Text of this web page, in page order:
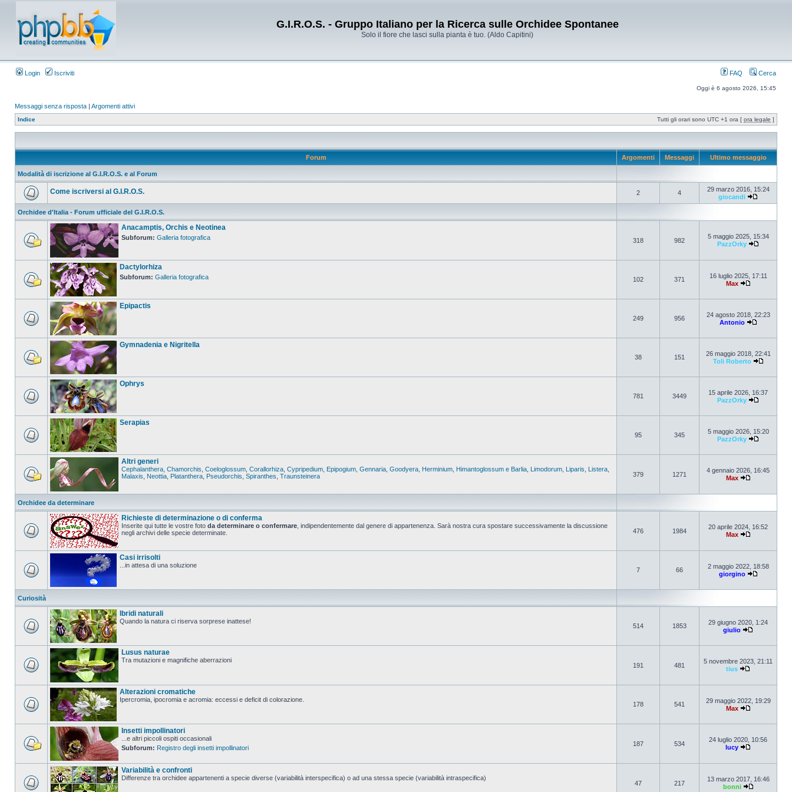
G.I.R.O.S. - Gruppo Italiano per la Ricerca sulle Orchidee Spontanee
Solo il fiore che lasci sulla pianta è tuo. (Aldo Capitini)
Login Iscriviti FAQ Cerca
Oggi è 6 agosto 2026, 15:45
Messaggi senza risposta | Argomenti attivi
Indice Tutti gli orari sono UTC +1 ora [ ora legale ]
Forum Argomenti Messaggi Ultimo messaggio
Modalità di iscrizione al G.I.R.O.S. e al Forum
Come iscriversi al G.I.R.O.S. 2 4
29 marzo 2016, 15:24
giocandi
Orchidee d'Italia - Forum ufficiale del G.I.R.O.S.
Anacamptis, Orchis e Neotinea
Subforum: Galleria fotografica 318 982
5 maggio 2025, 15:34
PazzOrky
Dactylorhiza
Subforum: Galleria fotografica 102 371
16 luglio 2025, 17:11
Max
Epipactis
249 956
24 agosto 2018, 22:23
Antonio
Gymnadenia e Nigritella
38 151
26 maggio 2018, 22:41
Toli Roberto
Ophrys
781 3449
15 aprile 2026, 16:37
PazzOrky
Serapias
95 345
5 maggio 2026, 15:20
PazzOrky
Altri generi
Cephalanthera Chamorchis Coeloglossum Corallorhiza Cypripedium Epipogium Gennaria Goodyera Herminium Himantoglossum e Barlia Limodorum Liparis Listera
Malaxis
Neottia Platanthera Pseudorchis Spiranthes Traunsteinera 379 1271
4 gennaio 2026, 16:45
Max
Orchidee da determinare
Richieste di determinazione o di conferma
Inserite qui tutte le vostre foto da determinare o confermare , indipendentemente dal genere di appartenenza. Sarà nostra cura spostare successivamente la discussione
negli archivi delle specie determinate.
476 1984
20 aprile 2024, 16:52
Max
Casi irrisolti
...in attesa di una soluzione
7 66
2 maggio 2022, 18:58
giorgino
Curiosità
Ibridi naturali
Quando la natura ci riserva sorprese inattese!
514 1853
29 giugno 2020, 1:24
giulio
Lusus naturae
Tra mutazioni e magnifiche aberrazioni
191 481
5 novembre 2023, 21:11
tius
Alterazioni cromatiche
Ipercromia, ipocromia e acromia: eccessi e deficit di colorazione.
178 541
29 maggio 2022, 19:29
Max
Insetti impollinatori
...e altri piccoli ospiti occasionali
Subforum: Registro degli insetti impollinatori
187 534
24 luglio 2020, 10:56
lucy
Variabilità e confronti
Differenze tra orchidee appartenenti a specie diverse (variabilità interspecifica) o ad una stessa specie (variabilità intraspecifica)
47 217
13 marzo 2017, 16:46
bonni